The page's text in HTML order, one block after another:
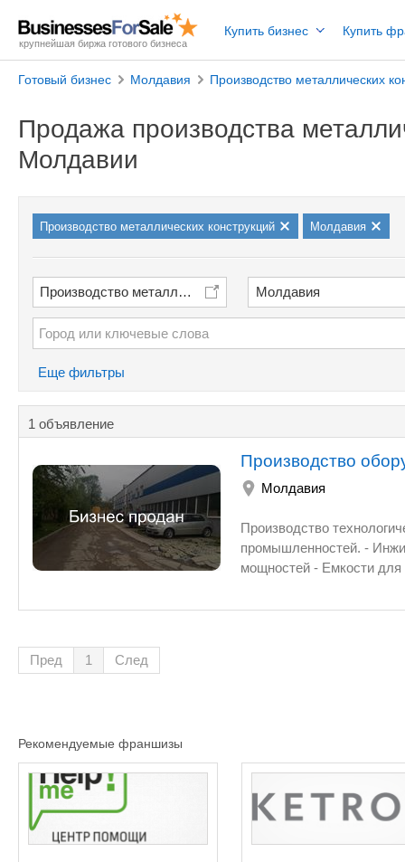
крупнейшая биржа готового бизнеса
Купить бизнес Купить
Готовый бизнес Молдавия Производство металлических
Продажа производства
Молдавии
Производство металлических конструкций Молдавия
Производство металлических конструкций
Молдавия
Еще фильтры
1 объявление
Производство
Молдавия
Производство технологического оборудования
промышленностей. - Инжиниринг,
мощностей - Емкости для хранения и под давлением - Пастеризаторы, теплообменники -
продажа б/у технологического оборудования - Представители
Пред 1 След
Рекомендуемые франшизы